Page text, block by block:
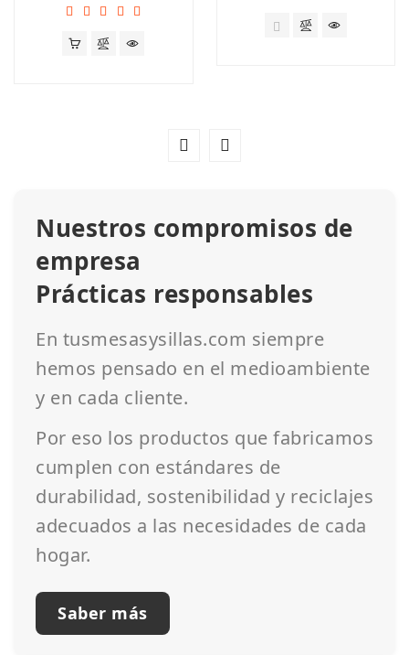
Nuestros compromisos de
empresa
Prácticas responsables
En tusmesasysillas.com siempre
hemos pensado en el medioambiente
y en cada cliente.
Por eso los productos que fabricamos
cumplen con estándares de
durabilidad, sostenibilidad y reciclajes
adecuados a las necesidades de cada
hogar.
Saber más